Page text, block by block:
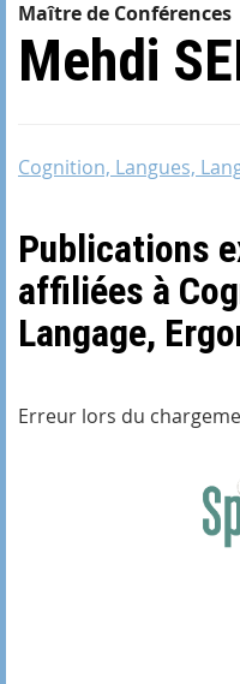
Maître de Conférences
Mehdi
Cognition, Langues,
Publications
affiliées à
Langage,
Erreur lors du